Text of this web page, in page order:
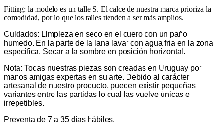
Fitting: la modelo es un talle S. El calce de nuestra marca prioriza la
comodidad, por lo que los talles tienden a ser más amplios.
Cuidados: Limpieza en seco en el cuero con un paño
humedo. En la parte de la lana lavar con agua fria en la zona
especifica. Secar a la sombre en posición horizontal.
Nota: Todas nuestras piezas son creadas en Uruguay por
manos amigas expertas en su arte. Debido al carácter
artesanal de nuestro producto, pueden existir pequeñas
variantes entre las partidas lo cual las vuelve únicas e
irrepetibles.
Preventa de 7 a 35 días hábiles.